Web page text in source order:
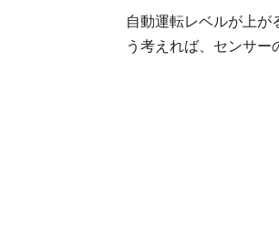
自動運転レベルが上が
う考えれば、センサー